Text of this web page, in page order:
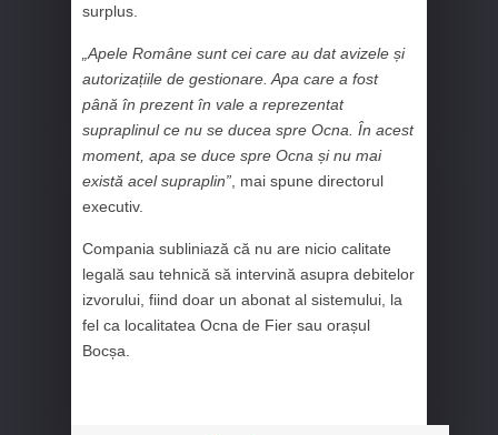
surplus.
„Apele Române sunt cei care au dat avizele și
autorizațiile de gestionare. Apa care a fost
până în prezent în vale a reprezentat
supraplinul ce nu se ducea spre Ocna. În acest
moment, apa se duce spre Ocna și nu mai
există acel supraplin” , mai spune directorul
executiv.
Compania subliniază că nu are nicio calitate
legală sau tehnică să intervină asupra debitelor
izvorului, fiind doar un abonat al sistemului, la
fel ca localitatea Ocna de Fier sau orașul
Bocșa.